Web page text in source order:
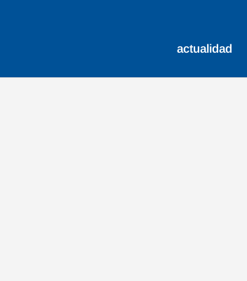
actualidad